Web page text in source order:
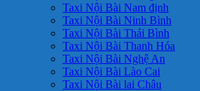
Taxi Nội Bài Nam định
Taxi Nội Bài Ninh Bình
Taxi Nội Bài Thái Bình
Taxi Nội Bài Thanh Hóa
Taxi Nội Bài Nghệ An
Taxi Nội Bài Lào Cai
Taxi Nội Bài lai Châu